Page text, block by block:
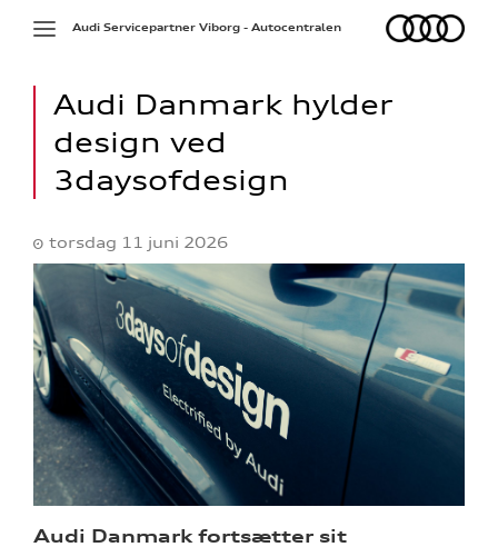
Toggle
Audi
Audi Servicepartner Viborg - Autocentralen
Audi Danmark hylder
design ved
3daysofdesign
torsdag 11 juni 2026
Audi Danmark fortsætter sit